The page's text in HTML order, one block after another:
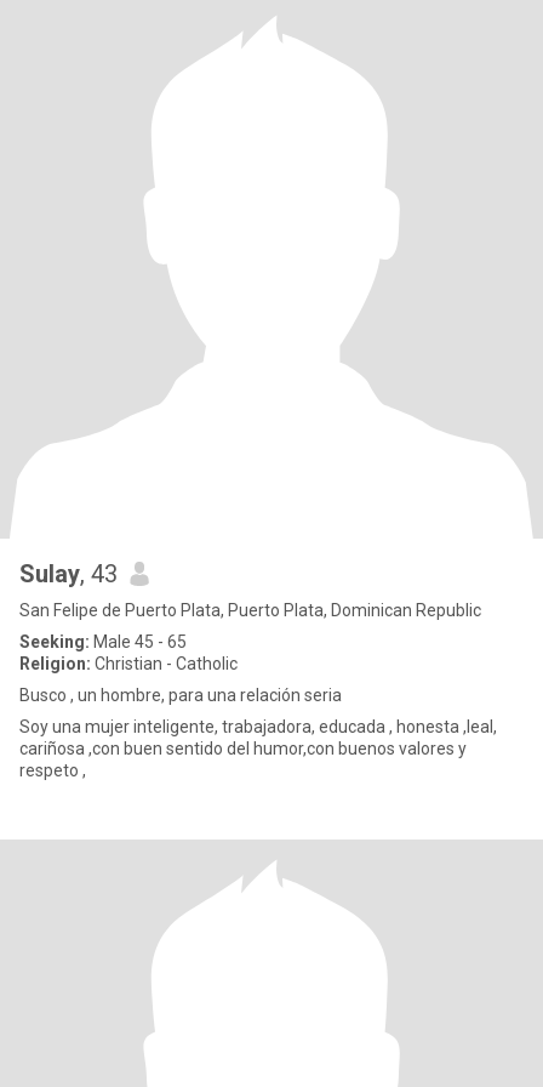
Sulay, 43
San Felipe de Puerto Plata, Puerto Plata, Dominican Republic
Seeking: Male 45 - 65
Religion: Christian - Catholic
Busco , un hombre, para una relación seria
Soy una mujer inteligente, trabajadora, educada , honesta ,leal,
cariñosa ,con buen sentido del humor,con buenos valores y
respeto ,